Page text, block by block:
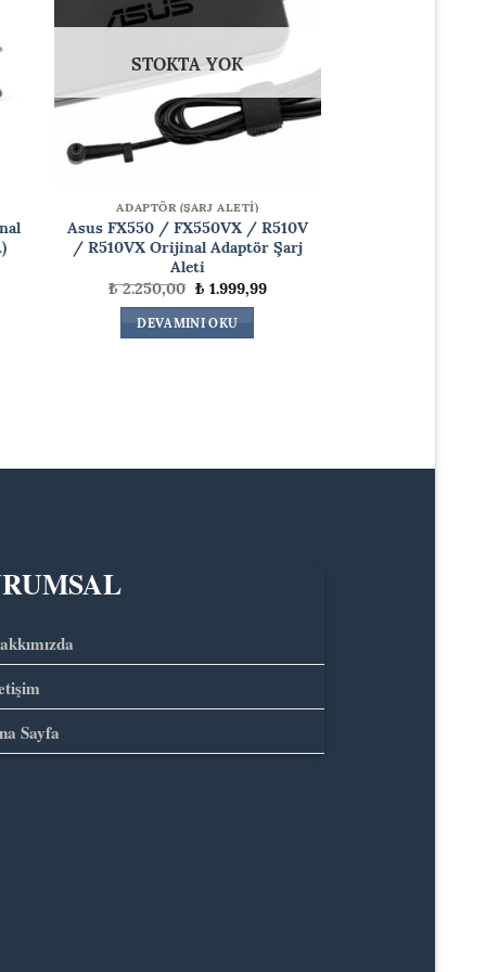
STOKTA YOK
ADAPTÖR (ŞARJ ALETİ)
Asus FX550 / FX550VX / R510V
/ R510VX Orijinal Adaptör Şarj
Aleti
₺2.250,00Orijinal
fiyat:
₺ 2.250,00.
₺1.999,99Şuandaki
DEVAMINI OKU
Sayfa